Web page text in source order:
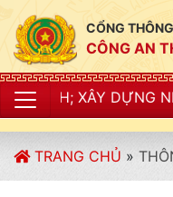
CỔNG
CÔNG AN
NẾP SỐNG VĂN
TRANG CHỦ »